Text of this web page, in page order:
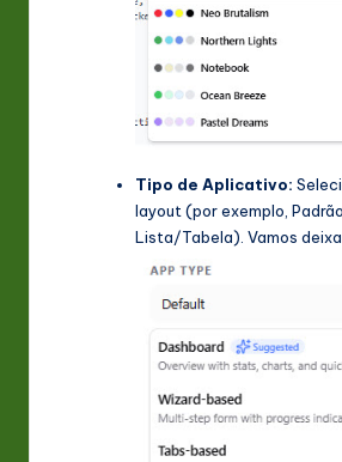
Tipo de Aplicativo:
layout (por exemplo,
Lista/Tabela). Vamos